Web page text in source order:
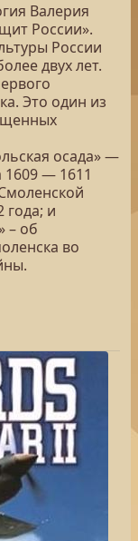
Валерия
России».
России
двух лет.
Это один из
осада» —
1609 — 1611
года; и
– об
во